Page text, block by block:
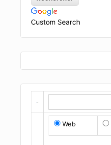
Custom Search
Web